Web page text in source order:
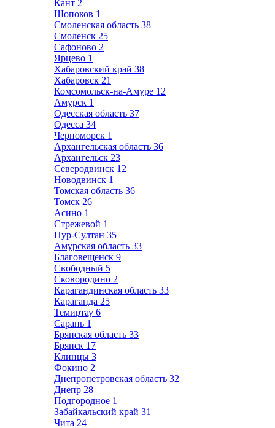
Кант 2
Шопоков 1
Смоленская область 38
Смоленск 25
Сафоново 2
Ярцево 1
Хабаровский край 38
Хабаровск 21
Комсомольск-на-Амуре 12
Амурск 1
Одесская область 37
Одесса 34
Черноморск 1
Архангельская область 36
Архангельск 23
Северодвинск 12
Новодвинск 1
Томская область 36
Томск 26
Асино 1
Стрежевой 1
Нур-Султан 35
Амурская область 33
Благовещенск 9
Свободный 5
Сковородино 2
Карагандинская область 33
Караганда 25
Темиртау 6
Сарань 1
Брянская область 33
Брянск 17
Клинцы 3
Фокино 2
Днепропетровская область 32
Днепр 28
Подгородное 1
Забайкальский край 31
Чита 24